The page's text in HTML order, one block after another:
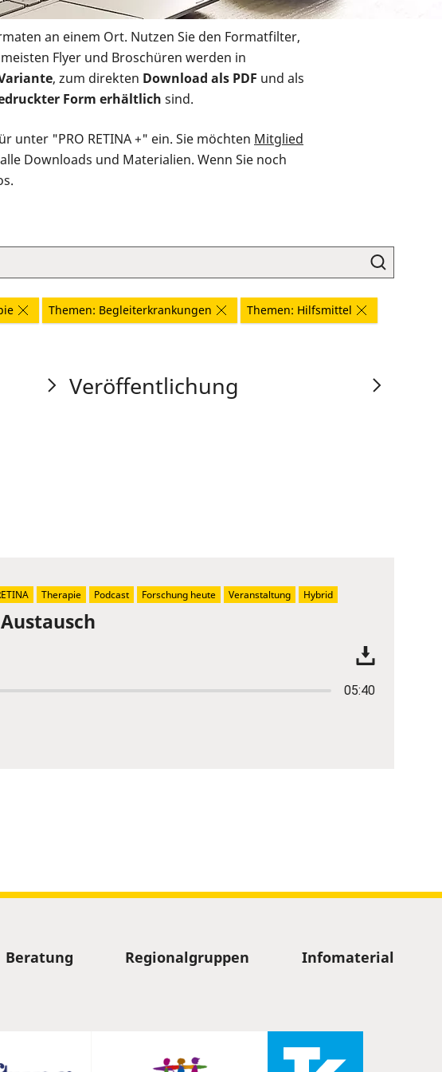
an einem Ort. Nutzen Sie den Formatfilter,
Flyer und Broschüren werden in
, zum direkten Download als PDF und als
Form erhältlich sind.
unter "PRO RETINA +" ein. Sie möchten Mitglied
Downloads und Materialien. Wenn Sie noch
Themen: Begleiterkrankungen
Themen: Hilfsmittel
Veröffentlichung
05:40
Therapie Podcast Forschung heute Veranstaltung Hybrid
Beratung Regionalgruppen Infomaterial